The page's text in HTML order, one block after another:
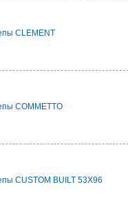
CLEMENT
COMMETTO
CUSTOM BUILT 53X96